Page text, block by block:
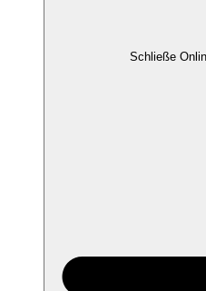
Schließe